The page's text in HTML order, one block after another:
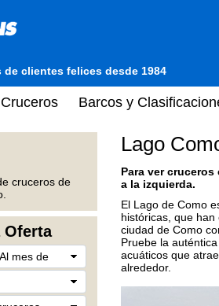
de clientes felices desde 1984
Barcos y
cruceros de
Oferta
Lago
Para ver
a la izquierda.
El Lago de Como
históricas, que
ciudad de Como
Pruebe la
acuáticos que
alrededor.